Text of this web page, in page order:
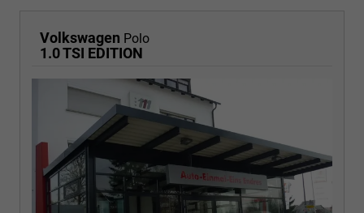
Volkswagen Polo
1.0 TSI EDITION